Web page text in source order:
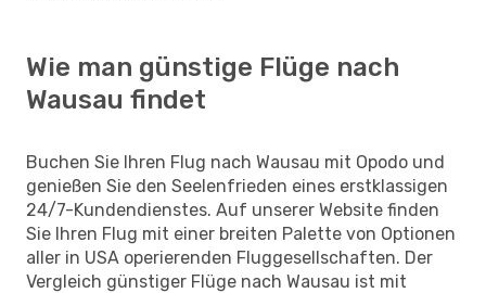
Wie man günstige Flüge nach
Wausau findet
Buchen Sie Ihren Flug nach Wausau mit Opodo und
genießen Sie den Seelenfrieden eines erstklassigen
24/7-Kundendienstes. Auf unserer Website finden
Sie Ihren Flug mit einer breiten Palette von Optionen
aller in USA operierenden Fluggesellschaften. Der
Vergleich günstiger Flüge nach Wausau ist mit